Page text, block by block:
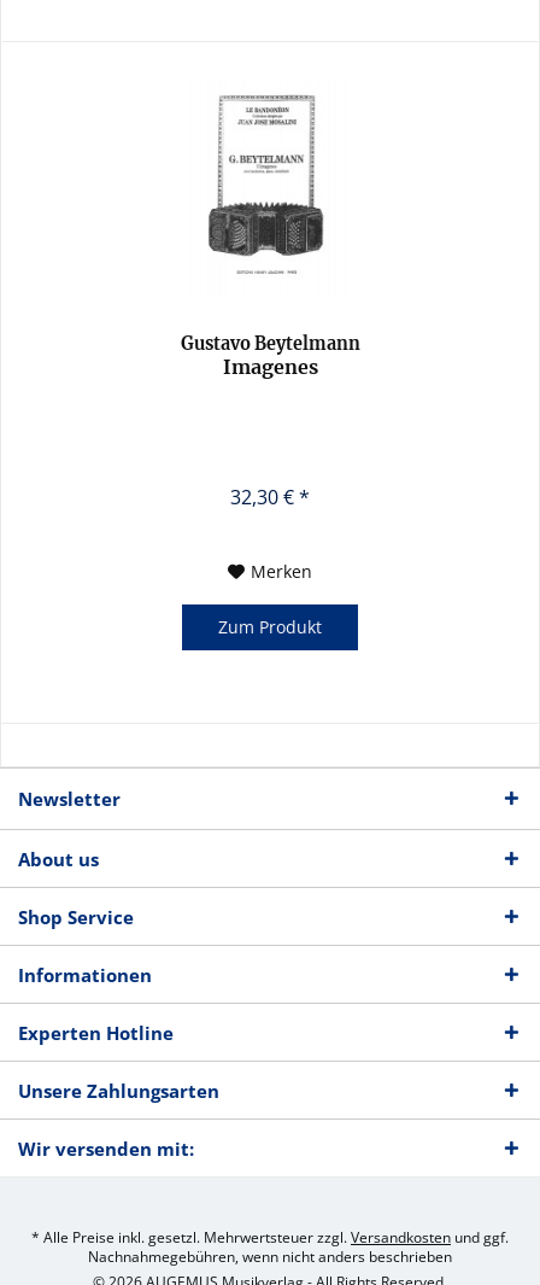
Gustavo Beytelmann
Imagenes
32,30 € *
Merken
Zum Produkt
Newsletter
About us
Shop Service
Informationen
Experten Hotline
Unsere Zahlungsarten
Wir versenden mit:
* Alle Preise inkl. gesetzl. Mehrwertsteuer zzgl.Versandkosten und ggf.
Nachnahmegebühren, wenn nicht anders beschrieben